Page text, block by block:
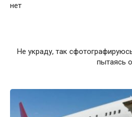
нет
Не украду, так
пытаясь